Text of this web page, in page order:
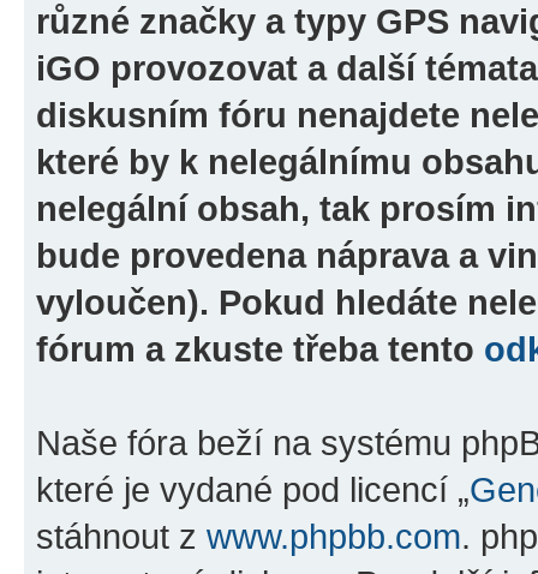
různé značky a typy GPS
iGO provozovat a další
diskusním fóru nenajdete
které by k nelegálnímu
nelegální obsah, tak prosím
bude provedena náprava a
vyloučen). Pokud hledáte
fórum a zkuste třeba tento
Naše fóra beží na systému
které je vydané pod licencí „
stáhnout z www.phpbb.com.